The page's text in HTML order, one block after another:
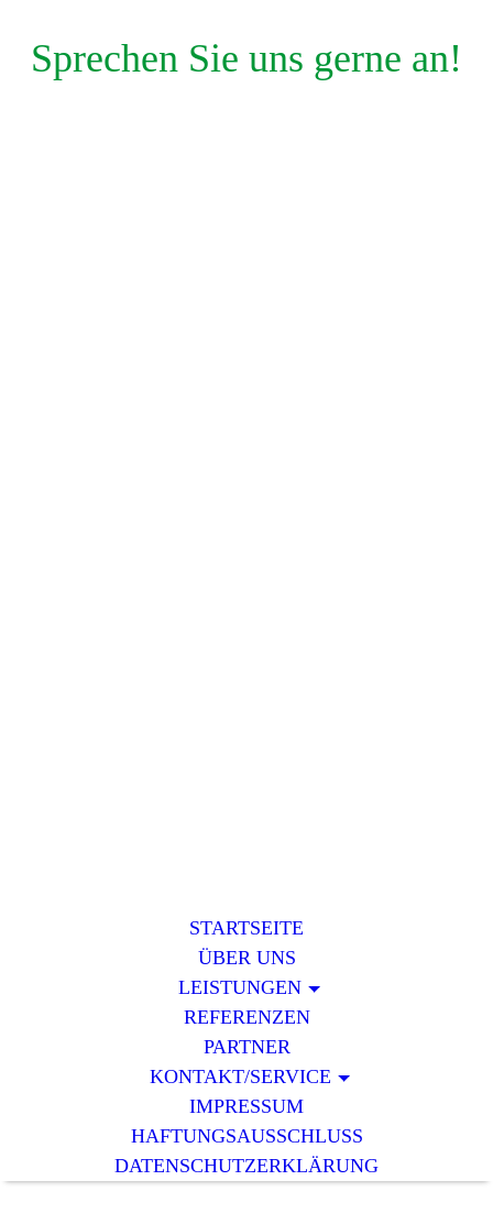
Sprechen Sie uns gerne an!
STARTSEITE
ÜBER UNS
LEISTUNGEN
REFERENZEN
PARTNER
KONTAKT/SERVICE
IMPRESSUM
HAFTUNGSAUSSCHLUSS
DATENSCHUTZERKLÄRUNG